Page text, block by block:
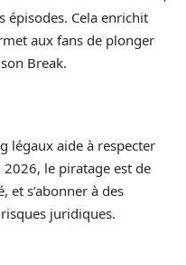
épisodes. Cela enrichit
aux fans de plonger
Break.
légaux aide à respecter
2026, le piratage est de
et s’abonner à des
juridiques.